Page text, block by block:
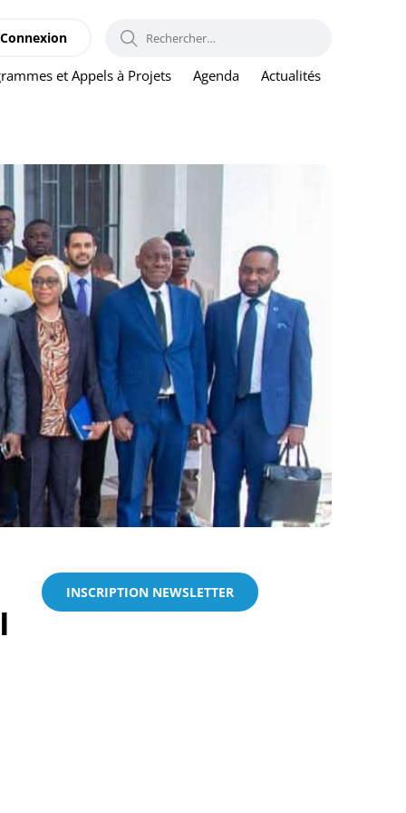
et Appels à Projets Agenda Actualités
Connexion RECHERCHER :
INSCRIPTION NEWSLETTER